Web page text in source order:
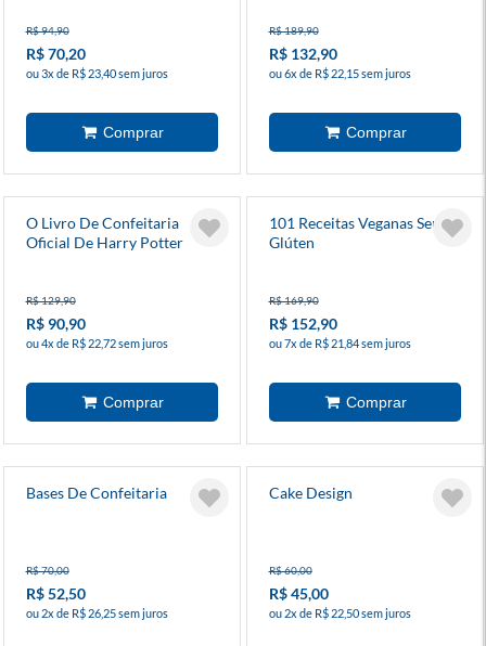
R$ 94,90
R$ 70,20
ou 3x de R$ 23,40 sem juros
R$ 189,90
R$ 132,90
ou 6x de R$ 22,15 sem juros
O Livro De Confeitaria
Oficial De Harry Potter
R$ 129,90
R$ 90,90
ou 4x de R$ 22,72 sem juros
101 Receitas Veganas Sem
Glúten
R$ 169,90
R$ 152,90
ou 7x de R$ 21,84 sem juros
Bases De Confeitaria
R$ 70,00
R$ 52,50
ou 2x de R$ 26,25 sem juros
Cake Design
R$ 60,00
R$ 45,00
ou 2x de R$ 22,50 sem juros